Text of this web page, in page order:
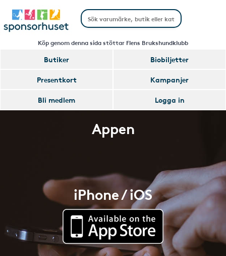
Köp genom denna sida stöttar Flens Brukshundklubb
Butiker
Biobiljetter
Presentkort
Kampanjer
Bli medlem
Logga in
Appen
iPhone / iOS